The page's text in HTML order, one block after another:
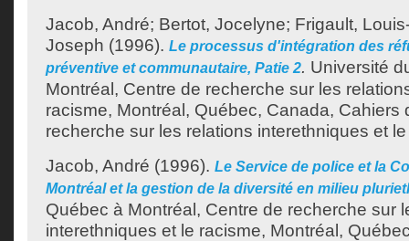
Jacob, André; Bertot, Jocelyne; Frigault,
Joseph (1996). Le processus d'intégration des
préventive et communautaire, Patie 2. Université
Montréal, Centre de recherche sur les
racisme, Montréal, Québec, Canada, Cahiers
recherche sur les relations interethniques et
Jacob, André (1996). Le Service de police et la
Montréal et la gestion de la diversité en milieu
Québec à Montréal, Centre de recherche sur
interethniques et le racisme, Montréal,